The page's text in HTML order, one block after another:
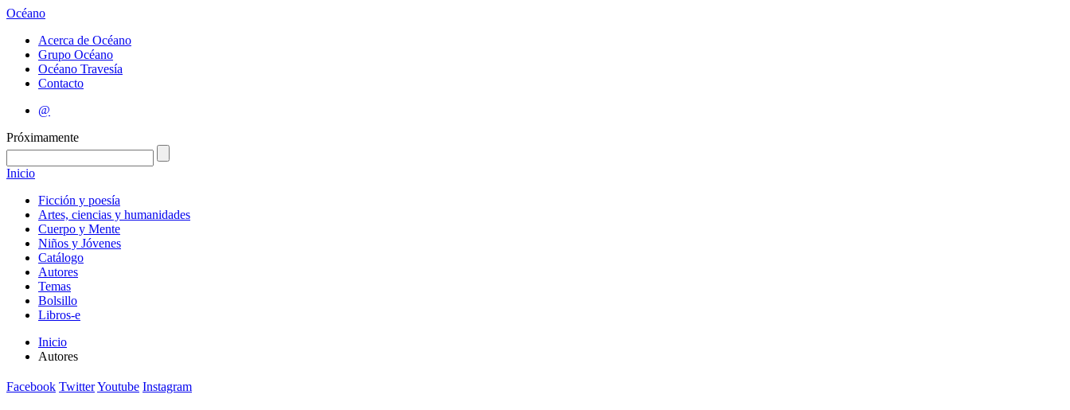
Océano
Acerca de Océano
Grupo Océano
Océano Travesía
Contacto
@
Próximamente
Inicio
Ficción y poesía
Artes, ciencias y humanidades
Cuerpo y Mente
Niños y Jóvenes
Catálogo
Autores
Temas
Bolsillo
Libros-e
Inicio
Autores
Facebook TwitterYoutube Instagram